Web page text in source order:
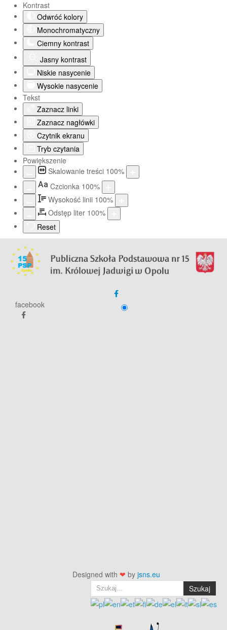
Kontrast
Odwróć kolory
Monochromatyczny
Ciemny kontrast
Jasny kontrast
Niskie nasycenie
Wysokie nasycenie
Tekst
Zaznacz linki
Zaznacz nagłówki
Czytnik ekranu
Tryb czytania
Powiększenie
Skalowanie treści 100%
Aa Czcionka 100%
Wysokość linii 100%
Odstęp liter 100%
Reset
facebook
Designed with ❤ by jsns.eu
Szukaj